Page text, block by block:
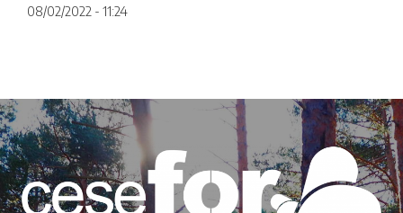
08/02/2022 - 11:24